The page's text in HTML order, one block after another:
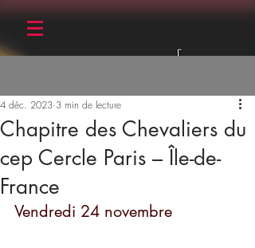
Chapitre des Chevaliers du
cep Cercle Paris – Île-de-
France
4 déc. 2023 3 min de lecture
Vendredi 24 novembre